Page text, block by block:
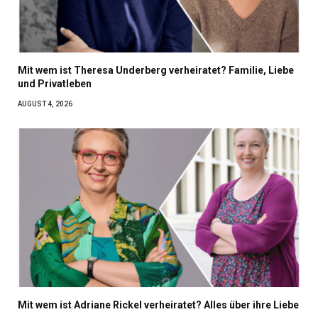
Mit wem ist Theresa Underberg verheiratet? Familie, Liebe
und Privatleben
AUGUST 4, 2026
Mit wem ist Adriane Rickel verheiratet? Alles über ihre Liebe